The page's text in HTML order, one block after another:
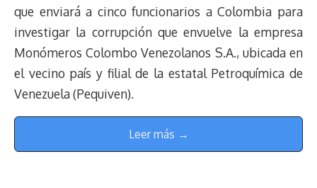
que enviará a cinco funcionarios a Colombia para
investigar la corrupción que envuelve la empresa
Monómeros Colombo Venezolanos S.A., ubicada en
el vecino país y filial de la estatal Petroquímica de
Venezuela (Pequiven).
Leer más →